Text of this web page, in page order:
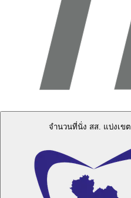
จำนวนที่นั่ง สส. แบ่งเขต